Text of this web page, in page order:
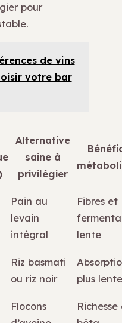
pour
de vins
votre bar
Alternative
saine à
privilégier
Pain au
levain
intégral
Fibres et
lente
Riz basmati
ou riz noir
plus lente
Flocons
Richesse